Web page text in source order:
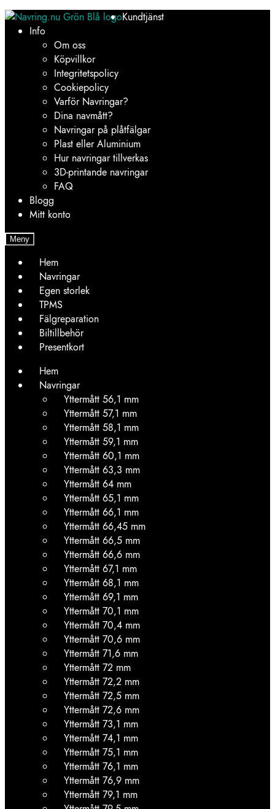
Hoppa
navigering
Hoppa
Kundtjänst
Info
Om oss
Köpvillkor
Integritetspolicy
Cookiepolicy
Varför Navringar?
Dina navmått?
Navringar på plåtfälgar
Plast eller Aluminium
Hur navringar tillverkas
3D-printande navringar
FAQ
Blogg
Mitt konto
Meny
Hem
Navringar
Egen storlek
TPMS
Fälgreparation
Biltillbehör
Presentkort
Hem
Navringar
Yttermått 56,1 mm
Yttermått 57,1 mm
Yttermått 58,1 mm
Yttermått 59,1 mm
Yttermått 60,1 mm
Yttermått 63,3 mm
Yttermått 64 mm
Yttermått 65,1 mm
Yttermått 66,1 mm
Yttermått 66,45 mm
Yttermått 66,5 mm
Yttermått 66,6 mm
Yttermått 67,1 mm
Yttermått 68,1 mm
Yttermått 69,1 mm
Yttermått 70,1 mm
Yttermått 70,4 mm
Yttermått 70,6 mm
Yttermått 71,6 mm
Yttermått 72 mm
Yttermått 72,2 mm
Yttermått 72,5 mm
Yttermått 72,6 mm
Yttermått 73,1 mm
Yttermått 74,1 mm
Yttermått 75,1 mm
Yttermått 76,1 mm
Yttermått 76,9 mm
Yttermått 79,1 mm